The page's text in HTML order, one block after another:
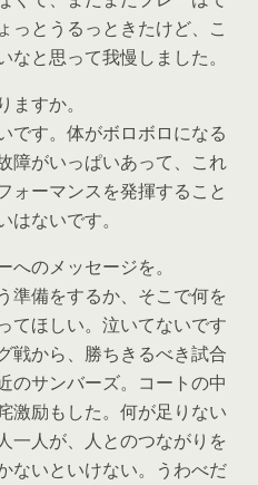
っとうるっときたけど、こ
と思って我慢しました。
すか。
です。体がボロボロになる
障がいっぱいあって、これ
ォーマンスを発揮すること
ないです。
のメッセージを。
準備をするか、そこで何を
てほしい。泣いてないです
戦から、勝ちきるべき試合
のサンバーズ。コートの中
激励もした。何が足りない
一人が、人とのつながりを
ないといけない。うわべだ